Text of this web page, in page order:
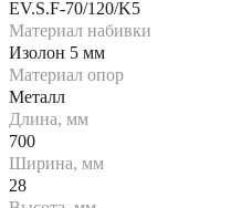
EV.S.F-70/120/K5
Материал набивки
Изолон 5 мм
Материал опор
Металл
Длина, мм
700
Ширина, мм
28